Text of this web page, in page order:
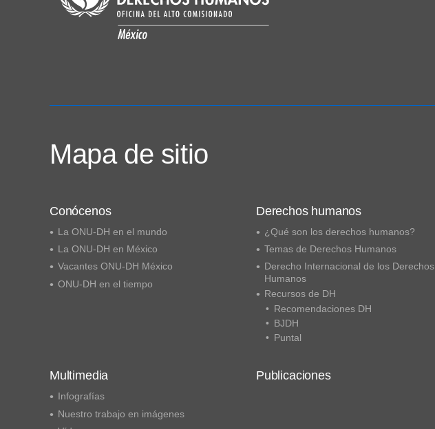
Mapa de sitio
Conócenos
La ONU-DH en el mundo
La ONU-DH en México
Vacantes ONU-DH México
ONU-DH en el tiempo
Derechos humanos
¿Qué son los derechos humanos?
Temas de Derechos Humanos
Derecho Internacional de los Derechos
Humanos
Recursos de DH
Recomendaciones DH
BJDH
Puntal
Multimedia
Infografías
Nuestro trabajo en imágenes
Publicaciones